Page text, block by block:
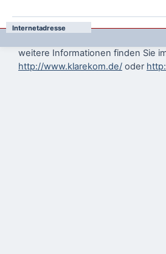
Internetadresse
weitere Informationen finden Sie
http://www.klarekom.de/ oder